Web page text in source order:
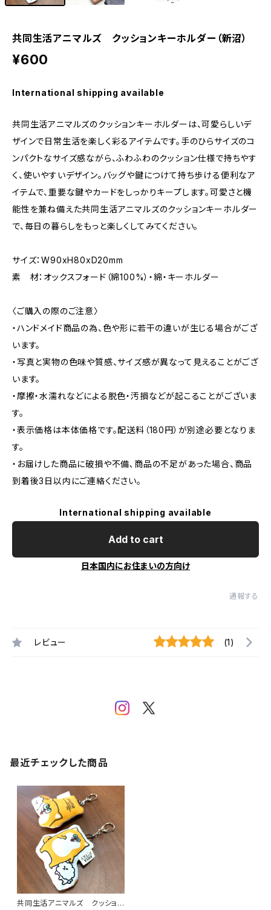
共同生活アニマルズ クッションキーホルダー（新沼）
¥600
International shipping available
共同生活アニマルズのクッションキーホルダーは、可愛らしいデ
ザインで日常生活を楽しく彩るアイテムです。手のひらサイズのコ
ンパクトなサイズ感ながら、ふわふわのクッション仕様で持ちやす
く、使いやすいデザイン。バッグや鍵につけて持ち歩ける便利なア
イテムで、重要な鍵やカードをしっかりキープします。可愛さと機
能性を兼ね備えた共同生活アニマルズのクッションキーホルダー
で、毎日の暮らしをもっと楽しくしてみてください。
サイズ：W90xH80xD20mm
素 材：オックスフォード（綿100%）・綿・キーホルダー
〈ご購入の際のご注意〉
・ハンドメイド商品の為、色や形に若干の違いが生じる場合がござ
います。
・写真と実物の色味や質感、サイズ感が異なって見えることがござ
います。
・摩擦・水濡れなどによる脱色・汚損などが起こることがございま
す。
・表示価格は本体価格です。配送料（180円）が別途必要となりま
す。
・お届けした商品に破損や不備､商品の不足があった場合、商品
到着後3日以内にご連絡ください。
International shipping available
Add to cart
日本国内にお住まいの方向け
通報する
レビュー (1)
最近チェックした商品
共同生活アニマルズ クッション